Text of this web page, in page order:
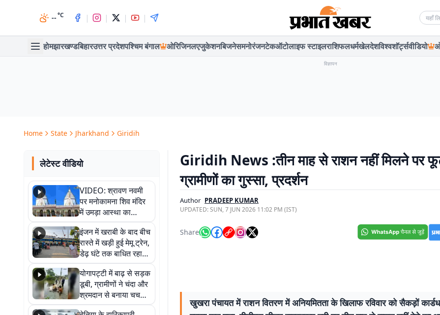
--°C | | | |
होमझारखण्डबिहारउत्तर प्रदेशपश्चिम बंगाल ओरिजिनलएजुकेशनबिजनेसमनोरंजनटेकऑटोलाइफ स्टाइलराशिफलधर्मखेलदेशविश्वशॉर्ट्सवीडियो
विज्ञापन
Home State Jharkhand Giridih
लेटेस्ट वीडियो
VIDEO: श्रावण नवमी
पर मनोकामना शिव मंदिर
में उमड़ा आस्था का
सैलाब, हर-हर महादेव के
जयघोष से गूंजा परिसर
इंजन में खराबी के बाद बीच
रास्ते में खड़ी हुई मेमू ट्रेन,
डेढ़ घंटे तक बाधित रहा
आवागमन
योगापट्टी में बाढ़ से सड़क
डूबी, ग्रामीणों ने चंदा और
श्रमदान से बनाया चचरी
पुल
Giridih News :तीन माह से राशन नहीं मिलने पर
ग्रामीणों का गुस्सा, प्रदर्शन
Author PRADEEP KUMAR
UPDATED:SUN, 7 JUN 2026 11:02 PM (IST)
Share
खुखरा पंचायत में राशन वितरण में अनियमितता के खिलाफ रविवार को सैकड़ों